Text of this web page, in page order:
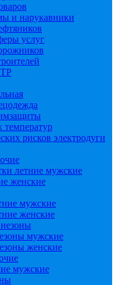
и нарукавники
услуг
температур
рисков электродуги
летние мужские
женские
мужские
женские
мужские
женские
мужские